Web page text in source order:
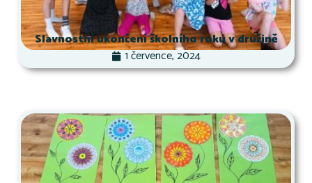
Slavnostní ukončení školního roku v družině
1 července, 2024